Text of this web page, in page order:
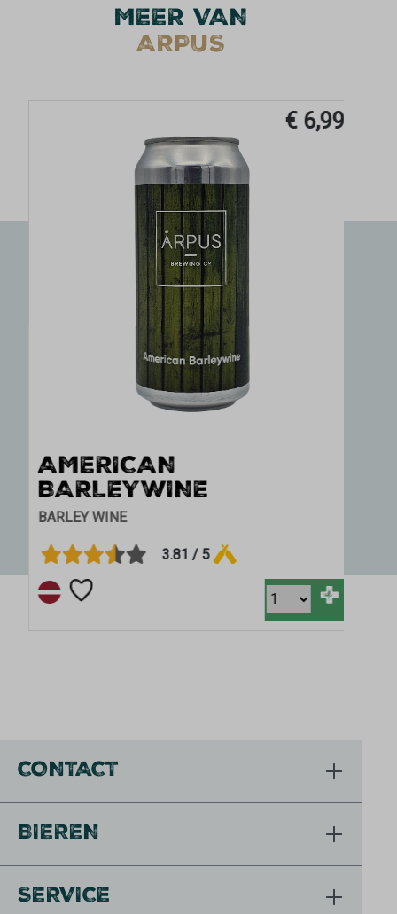
MEER VAN
ARPUS
€ 6,99
AMERICAN
BARLEYWINE
BARLEY WINE
3.81 / 5
+
CONTACT
BIEREN
SERVICE